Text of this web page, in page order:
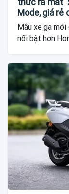
thức ra mắt
Mode, giá rẻ
Mẫu xe ga
nổi bật hơn